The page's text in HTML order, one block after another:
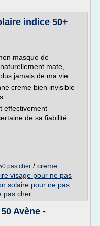
indice 50+
masque de
mate,
jamais de ma vie.
creme bien invisible
effectivement
de sa fiabilité...
pas cher / creme
visage pour ne pas
solaire pour ne pas
pas cher
Avène -